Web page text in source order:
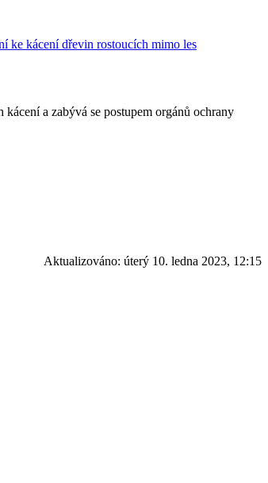
ke kácení dřevin rostoucích mimo les
a zabývá se postupem orgánů ochrany
Aktualizováno: úterý 10. ledna 2023, 12:15